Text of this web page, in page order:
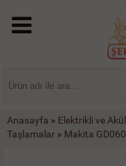
Anasayfa » Elektrikli ve
Taşlamalar » Makita